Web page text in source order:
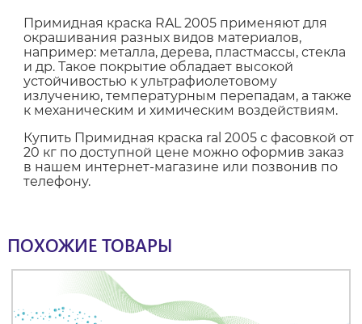
Примидная краска RAL 2005 применяют для
окрашивания разных видов материалов,
например: металла, дерева, пластмассы, стекла
и др. Такое покрытие обладает высокой
устойчивостью к ультрафиолетовому
излучению, температурным перепадам, а также
к механическим и химическим воздействиям.
Купить Примидная краска ral 2005 с фасовкой от
20 кг по доступной цене можно оформив заказ
в нашем интернет-магазине или позвонив по
телефону.
ПОХОЖИЕ ТОВАРЫ